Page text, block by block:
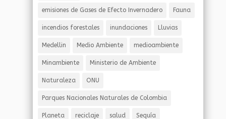
emisiones de Gases de Efecto Invernadero Fauna
incendios forestales inundaciones Lluvias
Medellin Medio Ambiente medioambiente
Minambiente Ministerio de Ambiente
Naturaleza ONU
Parques Nacionales Naturales de Colombia
Planeta reciclaje salud Sequía